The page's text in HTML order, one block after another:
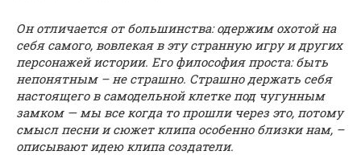
Он отличается от большинства: одержим охотой на
себя самого, вовлекая в эту странную игру и других
персонажей истории. Его философия проста: быть
непонятным – не страшно. Страшно держать себя
настоящего в самодельной клетке под чугунным
замком — мы все когда то прошли через это, потому
смысл песни и сюжет клипа особенно близки нам, –
описывают идею клипа создатели.